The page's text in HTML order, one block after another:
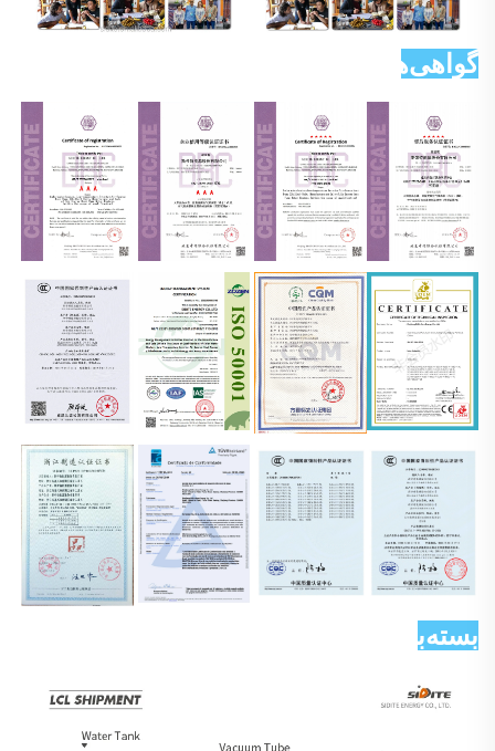
گواهی‌ها
بسته‌بندی و ارسال